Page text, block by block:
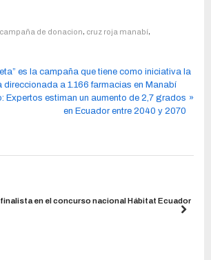
campaña de donacion cruz roja manabí,
es la campaña que tiene como iniciativa la
direccionada a 1.166 farmacias en Manabí
Expertos estiman un aumento de 2,7 grados
en Ecuador entre 2040 y 2070
en el concurso nacional Hábitat Ecuador